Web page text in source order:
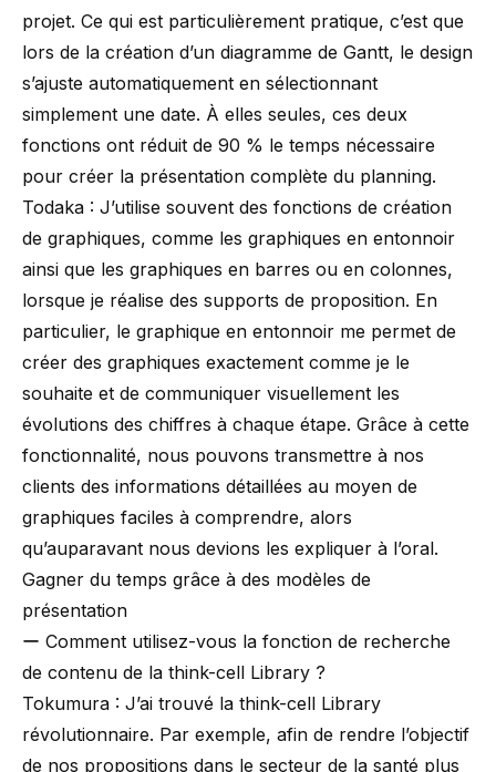
projet. Ce qui est particulièrement pratique, c’est que
lors de la création d’un diagramme de Gantt, le design
s’ajuste automatiquement en sélectionnant
simplement une date. À elles seules, ces deux
fonctions ont réduit de 90 % le temps nécessaire
pour créer la présentation complète du planning.
Todaka : J’utilise souvent des fonctions de création
de graphiques, comme les graphiques en entonnoir
ainsi que les graphiques en barres ou en colonnes,
lorsque je réalise des supports de proposition. En
particulier, le graphique en entonnoir me permet de
créer des graphiques exactement comme je le
souhaite et de communiquer visuellement les
évolutions des chiffres à chaque étape. Grâce à cette
fonctionnalité, nous pouvons transmettre à nos
clients des informations détaillées au moyen de
graphiques faciles à comprendre, alors
qu’auparavant nous devions les expliquer à l’oral.
Gagner du temps grâce à des modèles de
présentation
ー Comment utilisez-vous la fonction de recherche
de contenu de la think-cell Library ?
Tokumura : J’ai trouvé la think-cell Library
révolutionnaire. Par exemple, afin de rendre l’objectif
de nos propositions dans le secteur de la santé plus